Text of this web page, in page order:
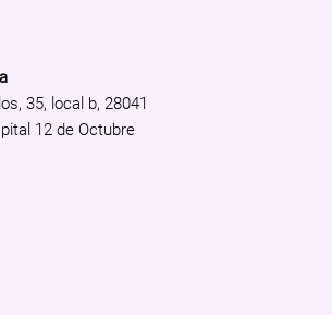
35, local b, 28041
12 de Octubre